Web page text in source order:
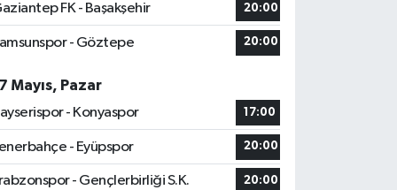
FK - Başakşehir 20:00
- Göztepe 20:00
Mayıs, Pazar
- Konyaspor
17:00
- Eyüpspor 20:00
- Gençlerbirliği S.K. 20:00